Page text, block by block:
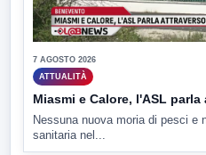
7 AGOSTO 2026
ATTUALITÀ
Miasmi e Calore, l'ASL
Nessuna nuova moria di pesci e
sanitaria nel...